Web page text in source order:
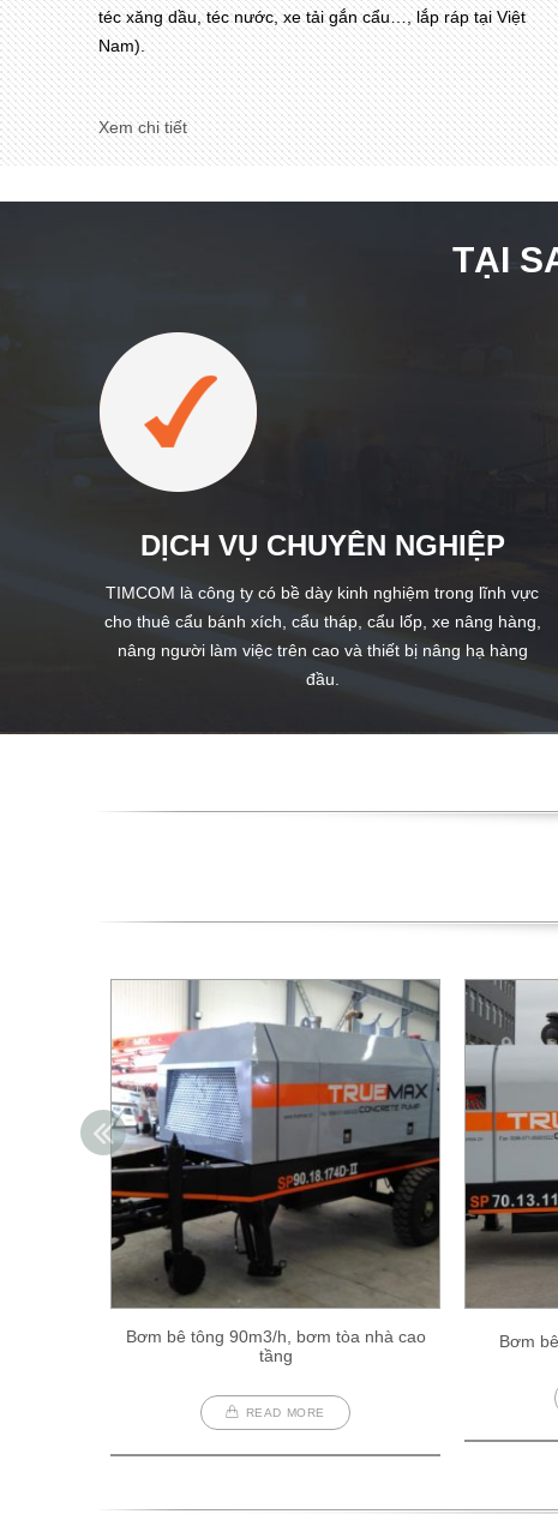
téc xăng dầu, téc nước, xe tải gắn cẩu…, lắp ráp tại Việt
Nam).
Xem chi tiết
TẠI
DỊCH VỤ CHUYÊN NGHIỆP
TIMCOM là công ty có bề dày kinh nghiệm trong lĩnh vực
cho thuê cẩu bánh xích, cẩu tháp, cẩu lốp, xe nâng hàng,
nâng người làm việc trên cao và thiết bị nâng hạ hàng
đầu.
Bơm bê tông 90m3/h, bơm tòa nhà cao
tầng
READ MORE
Bơm